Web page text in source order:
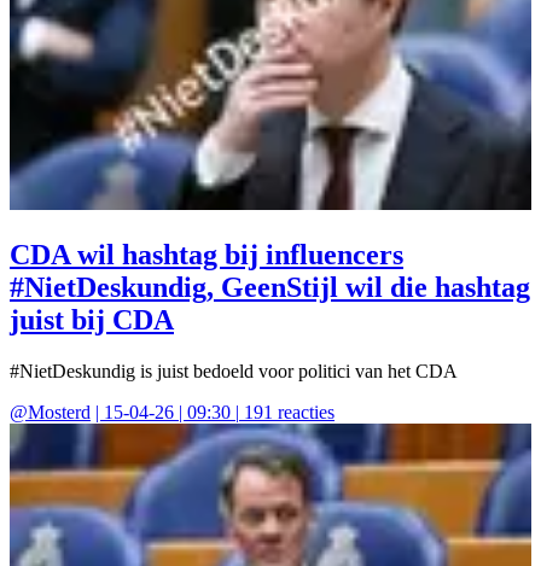
CDA wil hashtag bij influencers
#NietDeskundig, GeenStijl wil die hashtag
juist bij CDA
#NietDeskundig is juist bedoeld voor politici van het CDA
@Mosterd | 15-04-26 | 09:30 | 191 reacties